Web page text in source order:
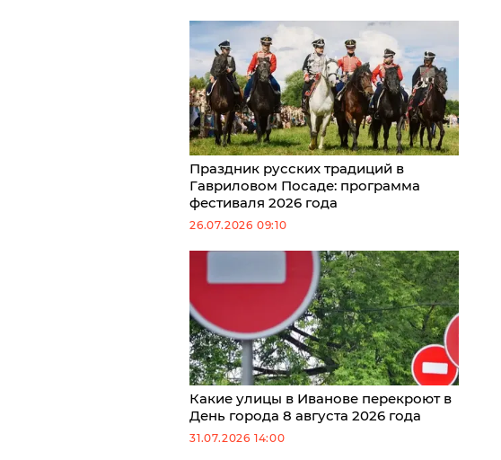
Праздник русских традиций в
Гавриловом Посаде: программа
фестиваля 2026 года
26.07.2026 09:10
Какие улицы в Иванове перекроют в
День города 8 августа 2026 года
31.07.2026 14:00